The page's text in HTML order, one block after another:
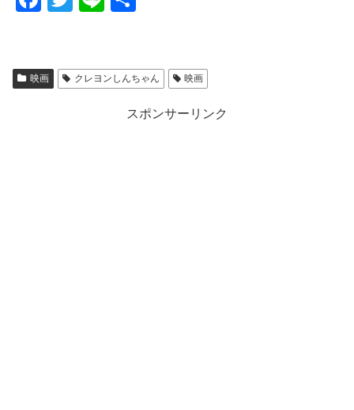
e
er
映画 クレヨンしんちゃん 映画
スポンサーリンク